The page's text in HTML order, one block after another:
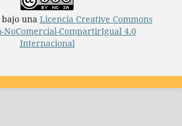
bajo una Licencia Creative Commons
CompartirIgual 4.0
Internacional